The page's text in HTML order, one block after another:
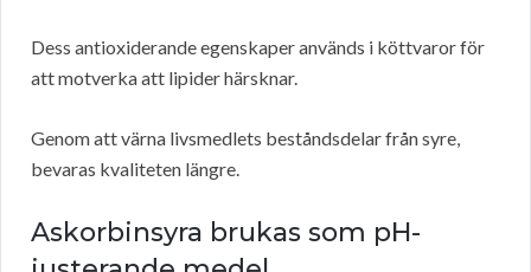
Dess antioxiderande egenskaper används i köttvaror för
att motverka att lipider härsknar.
Genom att värna livsmedlets beståndsdelar från syre,
bevaras kvaliteten längre.
Askorbinsyra brukas som pH-